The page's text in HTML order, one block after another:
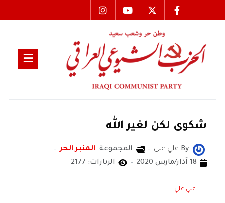
شكوى لكن لغير الله
By علي علي المجموعة: المنبر الحر
18 آذار/مارس 2020
الزيارات: 2177
علي علي